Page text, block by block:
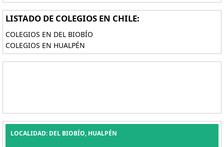
LISTADO DE COLEGIOS EN CHILE:
COLEGIOS EN DEL BIOBÍO
COLEGIOS EN HUALPÉN
LOCALIDAD: DEL BIOBÍO, HUALPÉN